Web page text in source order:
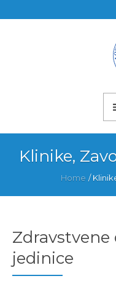
Klinike,
Home /
Zdravstvene
jedinice